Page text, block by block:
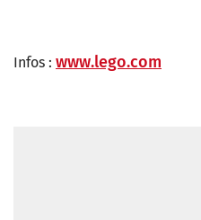
Infos : www.lego.com